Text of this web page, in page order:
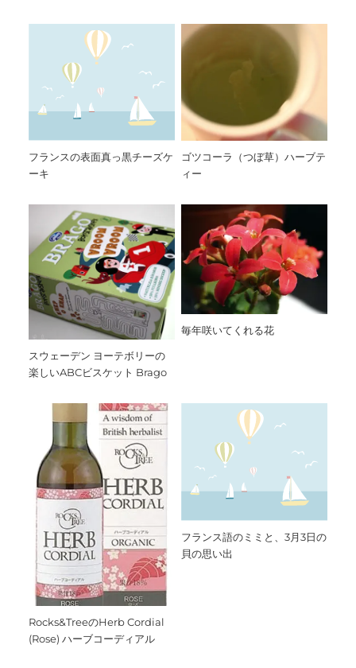
フランスの表面真っ黒チーズケ
ーキ
ゴツコーラ（つぼ草）ハーブテ
ィー
スウェーデン ヨーテボリーの
楽しいABCビスケット Brago
毎年咲いてくれる花
Rocks&TreeのHerb Cordial
(Rose) ハーブコーディアル
フランス語のミミと、3月3日の
貝の思い出